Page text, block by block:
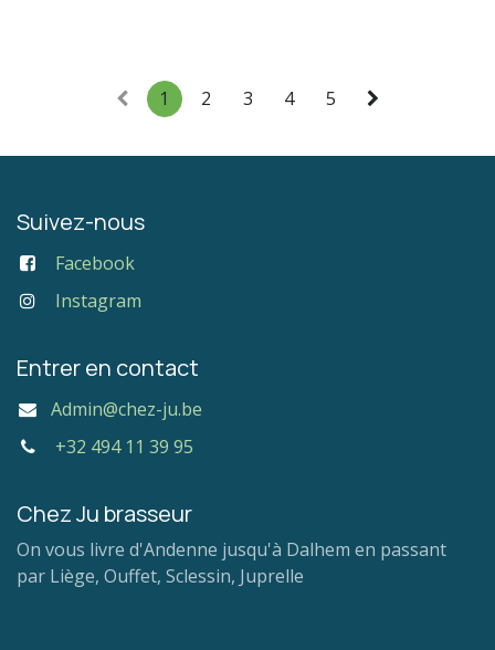
1 2 3 4 5
Suivez-nous
Facebook
Instagram
Entrer en contact
Admin@chez-ju.be
+32 494 11 39 95
Chez Ju brasseur
On vous livre d'Andenne jusqu'à Dalhem en passant
par Liège, Ouffet, Sclessin, Juprelle